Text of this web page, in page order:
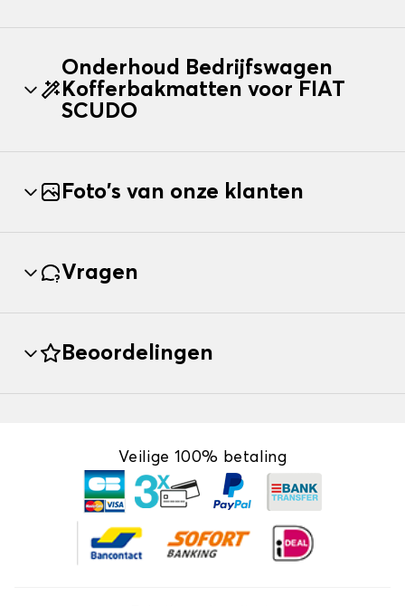
Onderhoud Bedrijfswagen
Kofferbakmatten voor FIAT
SCUDO
Foto's van onze klanten
Vragen
Beoordelingen
Veilige 100% betaling